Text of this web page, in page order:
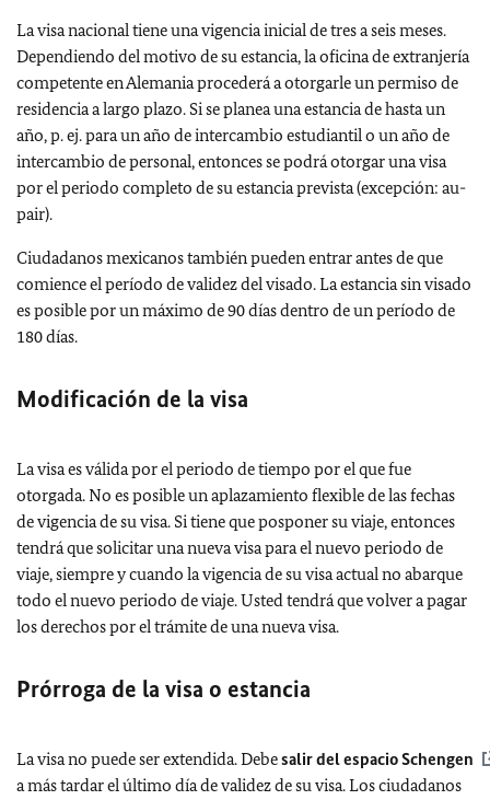
La visa nacional tiene una vigencia inicial de tres a seis meses.
Dependiendo del motivo de su estancia, la oficina de extranjería
competente en Alemania procederá a otorgarle un permiso de
residencia a largo plazo. Si se planea una estancia de hasta un
año, p. ej. para un año de intercambio estudiantil o un año de
intercambio de personal, entonces se podrá otorgar una visa
por el periodo completo de su estancia prevista (excepción: au-
pair).
Ciudadanos mexicanos también pueden entrar antes de que
comience el período de validez del visado. La estancia sin visado
es posible por un máximo de 90 días dentro de un período de
180 días.
Modificación de la visa
La visa es válida por el periodo de tiempo por el que fue
otorgada. No es posible un aplazamiento flexible de las fechas
de vigencia de su visa. Si tiene que posponer su viaje, entonces
tendrá que solicitar una nueva visa para el nuevo periodo de
viaje, siempre y cuando la vigencia de su visa actual no abarque
todo el nuevo periodo de viaje. Usted tendrá que volver a pagar
los derechos por el trámite de una nueva visa.
Prórroga de la visa o estancia
La visa no puede ser extendida. Debesalir del espacio Schengen
a más tardar el último día de validez de su visa. Los ciudadanos